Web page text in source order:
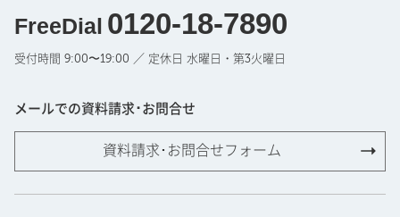
FreeDial 0120-18-7890
受付時間 9:00〜19:00 ／ 定休日 水曜日・第3火曜日
メールでの資料請求･お問合せ
資料請求･お問合せフォーム